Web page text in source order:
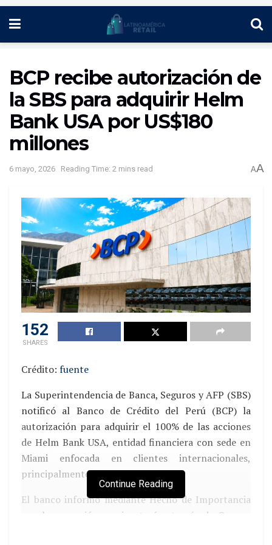
BCP recibe autorización de
la SBS para adquirir Helm
Bank USA por US$180
millones
6 mayo, 2026 Reading Time: 2 mins read AA
152
SHARES
Crédito: fuente
La Superintendencia de Banca, Seguros y AFP (SBS)
notificó al Banco de Crédito del Perú (BCP) la
autorización para adquirir el 100% de las acciones
de Helm Bank USA, entidad financiera con sede en
Miami enfocada en clientes internacionales,
principalmente de América Latina.
El banco informó mediante Hecho de Importancia
que la operación se ejecutará a través de Orange
Continue Reading